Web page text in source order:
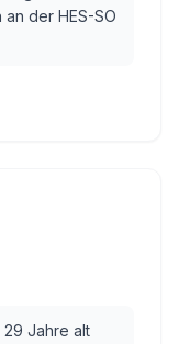
der HES-SO
29 Jahre alt